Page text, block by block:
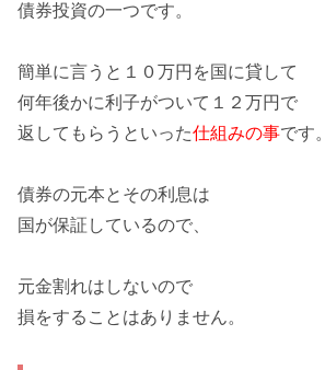
債券投資の一つです。
簡単に言うと１０万円を国に貸して
何年後かに利子がついて１２万円で
返してもらうといった仕組みの事です。
債券の元本とその利息は
国が保証しているので、
元金割れはしないので
損をすることはありません。